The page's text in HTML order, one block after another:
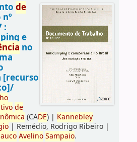
de
:
e
no
[recurso
de
(CADE)| Kannebley
| Remédio, Rodrigo Ribeiro|
Avelino Sampaio.